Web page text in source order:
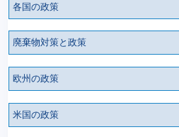
各国の政策
廃棄物対策と政策
欧州の政策
米国の政策